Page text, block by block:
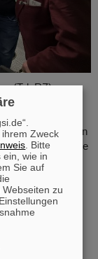
(TdoRZ)
die
Green IT
Im Rahmen von
einen Blick auf die
des
–
Zweck
. Bitte
ein, wie in
Sie auf
zu